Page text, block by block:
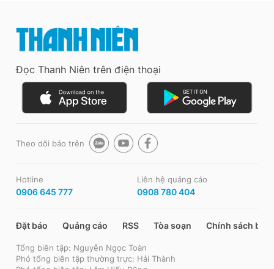
Đọc Thanh Niên trên điện thoại
Theo dõi báo trên
Hotline
0906 645 777
Liên hệ quảng cáo
0908 780 404
Đặt báo Quảng cáo RSS Tòa soạn Chính sách bảo
Tổng biên tập: Nguyễn Ngọc Toàn
Phó tổng biên tập thường trực: Hải Thành